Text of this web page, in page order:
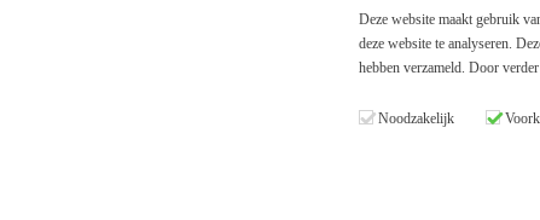
Deze website maakt gebruik
deze website te analyseren.
hebben verzameld. Door
Noodzakelijk